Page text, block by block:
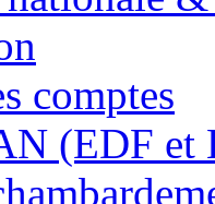
comptes
(EDF et